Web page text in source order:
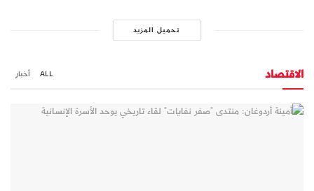
تحميل المزيد
الاقتصاد ALL أخبار